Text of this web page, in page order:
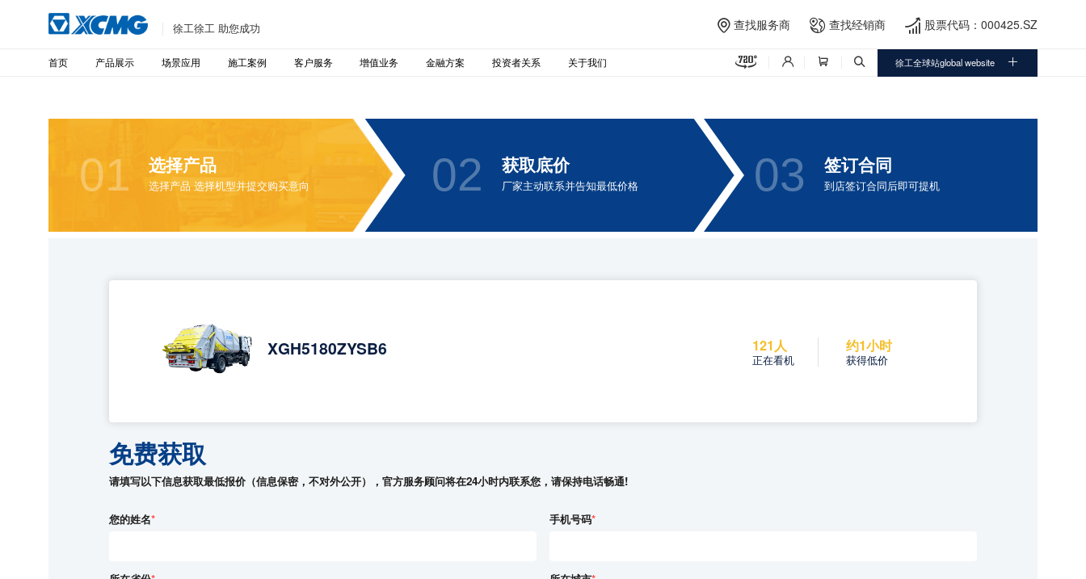
徐工徐工 助您成功  查找服务商  查找经销商  股票代码：000425.SZ
首页 产品展示 场景应用 施工案例 客户服务 增值业务 金融方案 投资者关系 关于我们     徐工全球站global website 
01 选择产品
选择产品 选择机型并提交购买意向 02 获取底价
厂家主动联系并告知最低价格 03 签订合同
到店签订合同后即可提机
XGH5180ZYSB6 121人
正在看机
约1小时
获得低价
免费获取
请填写以下信息获取最低报价（信息保密，不对外公开），官方服务顾问将在24小时内联系您，请保持电话畅通!
您的姓名* 手机号码*